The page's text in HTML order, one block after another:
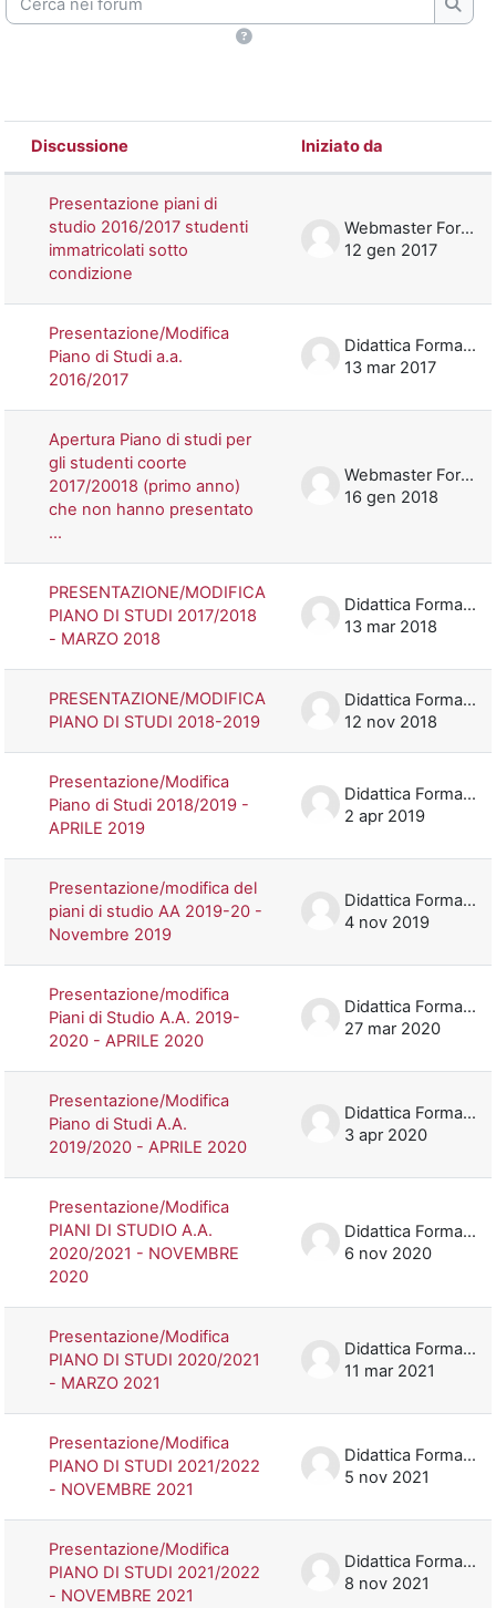
Elenco delle discussioni.
Stato
Discussione Iniziato da
Presentazione piani di
studio 2016/2017 studenti
immatricolati sotto
condizione
Webmaster Formazione
12 gen 2017
Presentazione/Modifica
Piano di Studi a.a.
2016/2017
Didattica Formazione
13 mar 2017
Apertura Piano di studi per
gli studenti coorte
2017/20018 (primo anno)
che non hanno presentato
...
Webmaster Formazione
16 gen 2018
PRESENTAZIONE/MODIFICA
PIANO DI STUDI 2017/2018
- MARZO 2018
Didattica Formazione
13 mar 2018
PRESENTAZIONE/MODIFICA
PIANO DI STUDI 2018-2019
Didattica Formazione
12 nov 2018
Presentazione/Modifica
Piano di Studi 2018/2019 -
APRILE 2019
Didattica Formazione
2 apr 2019
Presentazione/modifica del
piani di studio AA 2019-20 -
Novembre 2019
Didattica Formazione
4 nov 2019
Presentazione/modifica
Piani di Studio A.A. 2019-
2020 - APRILE 2020
Didattica Formazione
27 mar 2020
Presentazione/Modifica
Piano di Studi A.A.
2019/2020 - APRILE 2020
Didattica Formazione
3 apr 2020
Presentazione/Modifica
PIANI DI STUDIO A.A.
2020/2021 - NOVEMBRE
2020
Didattica Formazione
6 nov 2020
Presentazione/Modifica
PIANO DI STUDI 2020/2021
- MARZO 2021
Didattica Formazione
11 mar 2021
Presentazione/Modifica
PIANO DI STUDI 2021/2022
- NOVEMBRE 2021
Didattica Formazione
5 nov 2021
Presentazione/Modifica
PIANO DI STUDI 2021/2022
- NOVEMBRE 2021
Didattica Formazione
8 nov 2021